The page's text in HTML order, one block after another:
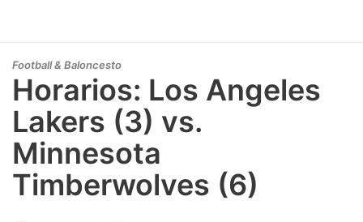
Football & Baloncesto
Horarios: Los Angeles
Lakers (3) vs.
Minnesota
Timberwolves (6)